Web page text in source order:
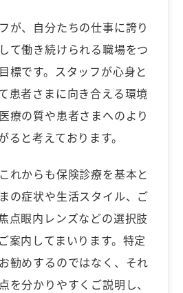
が、自分たちの仕事に誇り
て働き続けられる職場をつ
標です。スタッフが心身と
患者さまに向き合える環境
療の質や患者さまへのより
ると考えております。
れからも保険診療を基本と
の症状や生活スタイル、ご
点眼内レンズなどの選択肢
案内してまいります。特定
勧めするのではなく、それ
を分かりやすくご説明し、